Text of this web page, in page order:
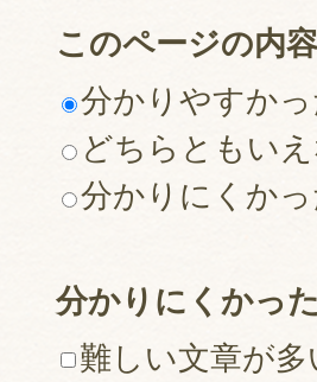
このページの内
分かりやすかっ
どちらともい
分かりにくかっ
分かりにくかっ
難しい文章が多